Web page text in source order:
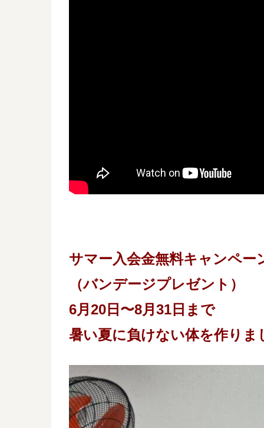
サマー入会金無料キャンペー
（バンデージプレゼント）
6月20日〜8月31日まで
暑い夏に負けない体を作り